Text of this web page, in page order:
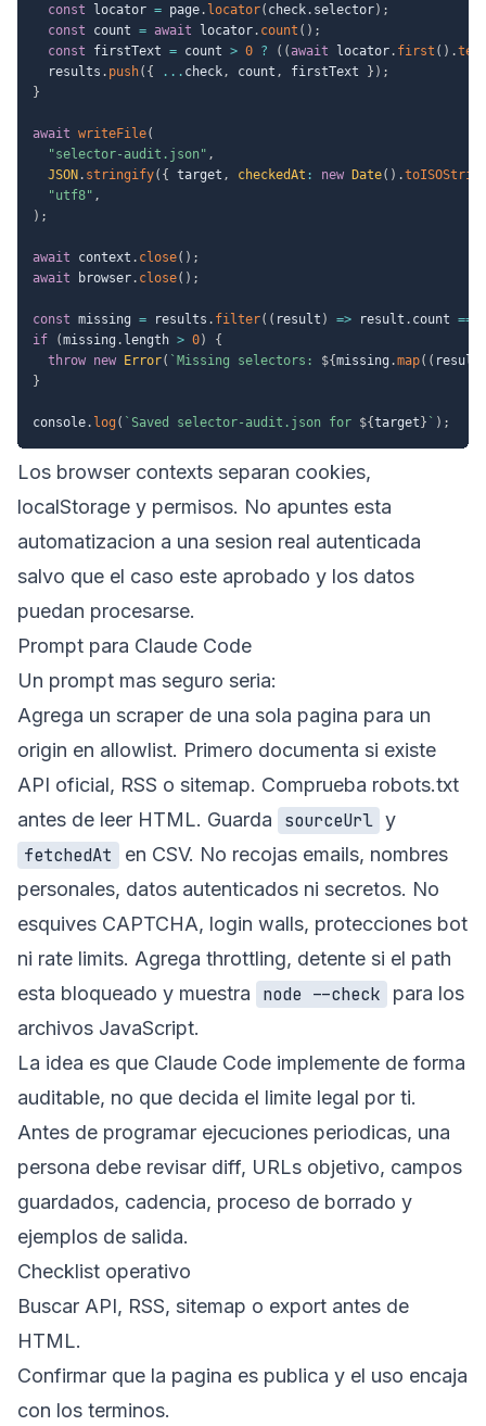
const locator = page. locator( check. selector) ;
const count = await locator. count ( ) ;
const firstText = count > 0 ? ( ( await locator. first ( ) .
  results
. push( { ... check, count , firstText } ) ;
}
await writeFile(
"selector-audit.json" ,
JSON . stringify( { target , checkedAt : new Date( ) .
"utf8" ,
) ;
await context . close( ) ;
await browser. close( ) ;
const missing = results . filter( ( result ) => result . count ===
if
(missing . length > 0)
{
throw new Error( ` Missing selectors: ${missing .map( ( result
}
console. log ( ` Saved selector-audit.json for ${target } ` ) ;
Los browser contexts separan cookies,
localStorage y permisos. No apuntes esta
automatizacion a una sesion real autenticada
salvo que el caso este aprobado y los datos
puedan procesarse.
Prompt para Claude Code
Un prompt mas seguro seria:
Agrega un scraper de una sola pagina para un
origin en allowlist. Primero documenta si existe
API oficial, RSS o sitemap. Comprueba robots.txt
antes de leer HTML. Guarda
sourceUrl y
fetchedAt
en CSV. No recojas emails, nombres
personales, datos autenticados ni secretos. No
esquives CAPTCHA, login walls, protecciones bot
ni rate limits. Agrega throttling, detente si el path
esta bloqueado y muestra
node --check
para los
archivos JavaScript.
La idea es que Claude Code implemente de forma
auditable, no que decida el limite legal por ti.
Antes de programar ejecuciones periodicas, una
persona debe revisar diff, URLs objetivo, campos
guardados, cadencia, proceso de borrado y
ejemplos de salida.
Checklist operativo
Buscar API, RSS, sitemap o export antes de
HTML.
Confirmar que la pagina es publica y el uso encaja
con los terminos.